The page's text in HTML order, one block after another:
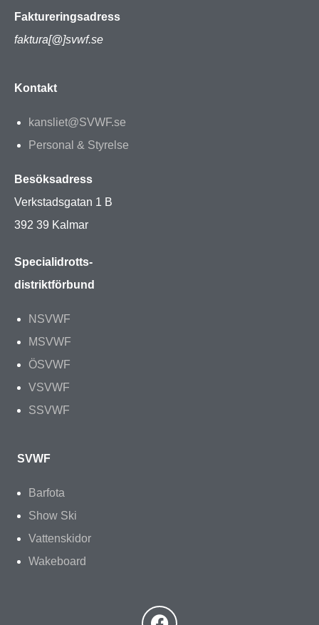
Faktureringsadress
faktura[@]svwf.se
Kontakt
kansliet@SVWF.se
Personal & Styrelse
Besöksadress
Verkstadsgatan 1 B
392 39 Kalmar
Specialidrotts-
distriktförbund
NSVWF
MSVWF
ÖSVWF
VSVWF
SSVWF
SVWF
Barfota
Show Ski
Vattenskidor
Wakeboard